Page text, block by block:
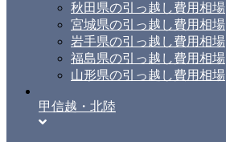
秋田県の引っ越し費用相場
宮城県の引っ越し費用相場
岩手県の引っ越し費用相場
福島県の引っ越し費用相場
山形県の引っ越し費用相場
甲信越・北陸